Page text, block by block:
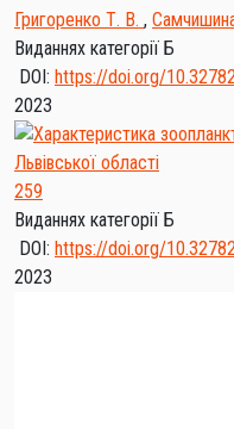
Григоренко Т. В. ,
Виданнях категорії Б
DOI: https://doi.org/
2023
259
Виданнях категорії Б
DOI: https://doi.org/
2023